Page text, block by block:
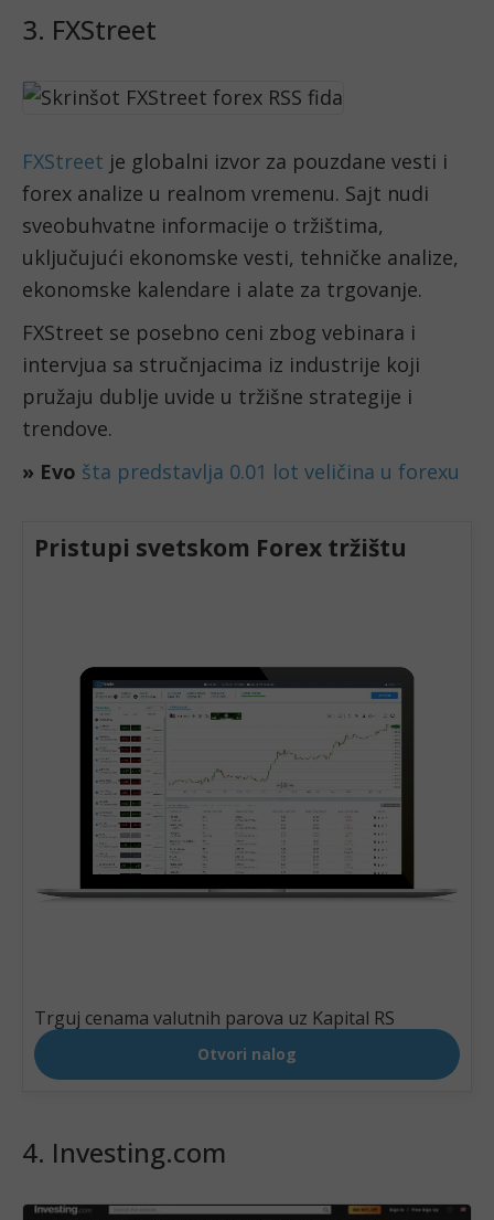
3. FXStreet
FXStreet je globalni izvor za pouzdane vesti i
forex analize u realnom vremenu. Sajt nudi
sveobuhvatne informacije o tržištima,
uključujući ekonomske vesti, tehničke analize,
ekonomske kalendare i alate za trgovanje.
FXStreet se posebno ceni zbog vebinara i
intervjua sa stručnjacima iz industrije koji
pružaju dublje uvide u tržišne strategije i
trendove.
» Evo šta predstavlja 0.01 lot veličina u forexu
4. Investing.com